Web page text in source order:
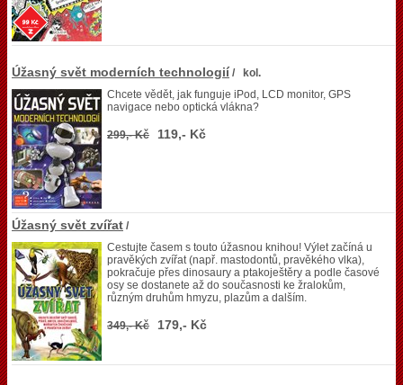
Úžasný svět moderních technologií / kol.
Chcete vědět, jak funguje iPod, LCD monitor, GPS
navigace nebo optická vlákna?
299,- Kč 119,- Kč
Úžasný svět zvířat /
Cestujte časem s touto úžasnou knihou! Výlet začíná u
pravěkých zvířat (např. mastodontů, pravěkého vlka),
pokračuje přes dinosaury a ptakoještěry a podle časové
osy se dostanete až do současnosti ke žralokům,
různým druhům hmyzu, plazům a dalším.
349,- Kč 179,- Kč